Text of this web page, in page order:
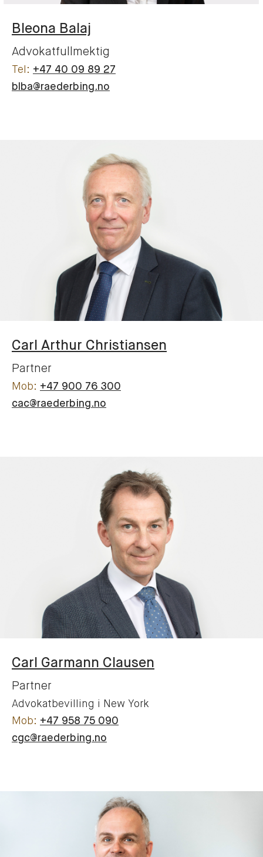
Bleona Balaj
Advokatfullmektig
+47 40 09 89 27
blba@raederbing.no
Carl Arthur Christiansen
Partner
+47 900 76 300
cac@raederbing.no
Carl Garmann Clausen
Partner
Advokatbevilling i New York
+47 958 75 090
cgc@raederbing.no